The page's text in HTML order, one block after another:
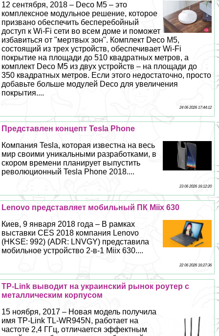
12 сентября, 2018 – Deco M5 – это
комплексное модульное решение, которое
призвано обеспечить бесперебойный
доступ к Wi-Fi сети во всем доме и поможет
избавиться от "мертвых зон". Комплект Deco M5,
состоящий из трех устройств, обеспечивает Wi-Fi
покрытие на площади до 510 квадратных метров, а
комплект Deco M5 из двух устройств – на площади до
350 квадратных метров. Если этого недостаточно, просто
добавьте больше модулей Deco для увеличения
покрытия....
24 06 2026 17:44:12
Представлен концепт Tesla Phone
Компания Tesla, которая известна на весь
мир своими уникальными разработками, в
скором времени планирует выпустить
революционный Tesla Phone 2018....
23 06 2026 16:12:20
Lenovo представляет мобильный ПК Miix 630
Киев, 9 января 2018 года – В рамках
выставки CES 2018 компания Lenovo
(HKSE: 992) (ADR: LNVGY) представила
мобильное устройство 2-в-1 Miix 630....
22 06 2026 16:27:36
TP-Link выводит на украинский рынок роутер с
металлическим корпусом
15 ноября, 2017 – Новая модель получила
имя TP-Link TL-WR945N, работает на
частоте 2,4 ГГц, отличается эффектным